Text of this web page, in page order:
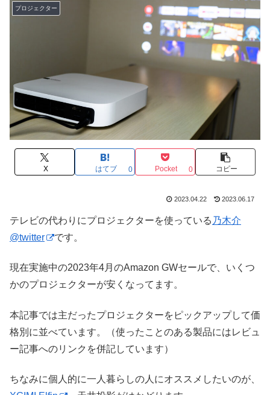
プロジェクター
X はてブ 0 Pocket 0 コピー
2023.04.22 2023.06.17
テレビの代わりにプロジェクターを使っている 乃木介
@twitter
です。
現在実施中の2023年4月のAmazon GWセールで、いくつ
かのプロジェクターが安くなってます。
本記事では主だったプロジェクターをピックアップして価
格別に並べています。（使ったことのある製品にはレビュ
ー記事へのリンクを併記しています）
ちなみに個人的に一人暮らしの人にオススメしたいのが、